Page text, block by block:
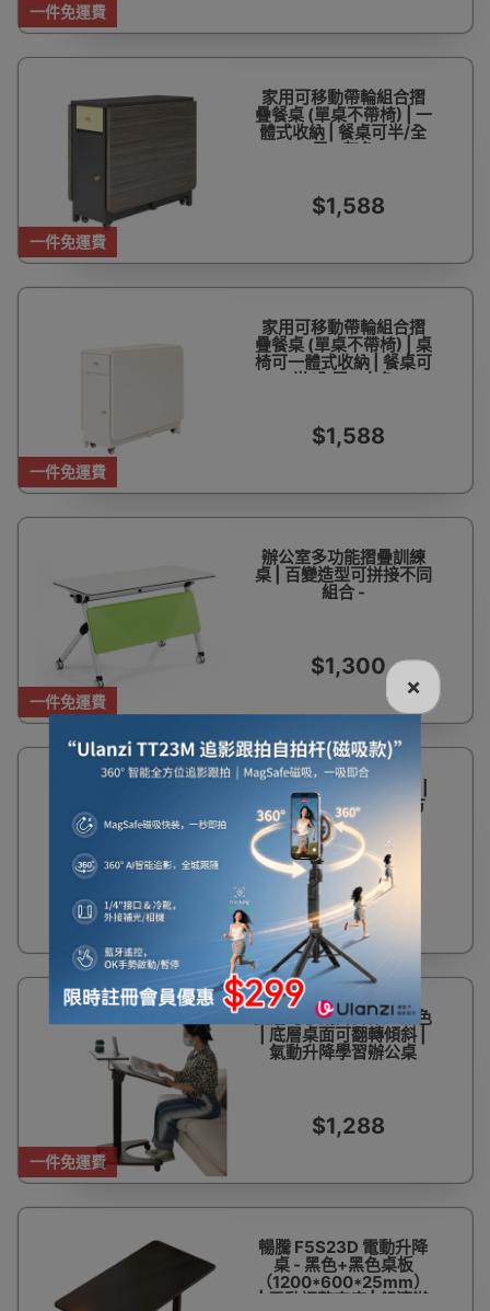
一件免運費
一件免運費
家用可移動帶輪組合摺
疊餐桌 (單桌不帶椅) | 一
體式收納 | 餐桌可半/全
展 - 灰色
$1,588
一件免運費
家用可移動帶輪組合摺
疊餐桌 (單桌不帶椅) | 桌
椅可一體式收納 | 餐桌可
半/全展 - 白色
$1,588
一件免運費
辦公室多功能摺疊訓練
桌 | 百變造型可拼接不同
組合 -
$1,300
床邊氣動升降桌 - 黑色 |
可移動床邊沙發底小方
桌 | 氣動升降機制
$455
一件免運費
雙層可移動升降桌 - 黑色
| 底層桌面可翻轉傾斜 |
氣動升降學習辦公桌
$1,288
暢騰 F5S23D 電動升降
桌 - 黑色+黑色桌板
（1200*600*25mm）
| 電動調整高度 | 舒適辦
×